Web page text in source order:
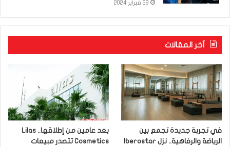
29 فبراير 2024
آخر المقالات
في تجربة جديدة تجمع بين
بعد عامين من إطلاقها.. Lilas
Cosmetics تتصدر مبيعات